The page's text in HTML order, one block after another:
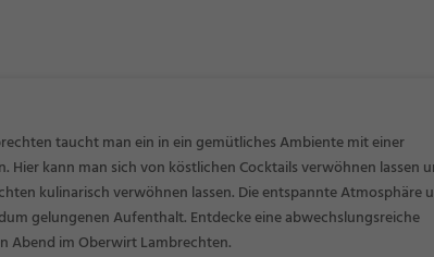
taucht man ein in ein gemütliches Ambiente mit einer
Hier kann man sich von köstlichen Cocktails verwöhnen lassen
kulinarisch verwöhnen lassen. Die entspannte Atmosphäre
gelungenen Aufenthalt. Entdecke eine abwechslungsreiche
Abend im Oberwirt Lambrechten.